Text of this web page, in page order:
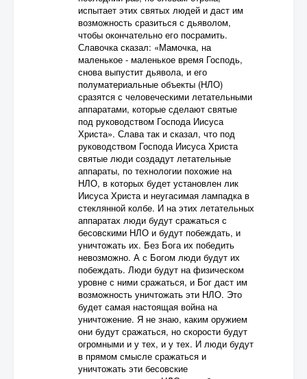
испытает этих святых людей и даст им
возможность сразиться с дьяволом,
чтобы окончательно его посрамить.
Славочка сказал: «Мамочка, на
маленькое - маленькое время Господь,
снова выпустит дьявола, и его
полуматериальные объекты (НЛО)
сразятся с человеческими летательными
аппаратами, которые сделают святые
под руководством Господа Иисуса
Христа». Слава так и сказал, что под
руководством Господа Иисуса Христа
святые люди создадут летательные
аппараты, по технологии похожие на
НЛО, в которых будет установлен лик
Иисуса Христа и неугасимая лампадка в
стеклянной колбе. И на этих летательных
аппаратах люди будут сражаться с
бесовскими НЛО и будут побеждать, и
уничтожать их. Без Бога их победить
невозможно. А с Богом люди будут их
побеждать. Люди будут на физическом
уровне с ними сражаться, и Бог даст им
возможность уничтожать эти НЛО. Это
будет самая настоящая война на
уничтожение. Я не знаю, каким оружием
они будут сражаться, но скорости будут
огромными и у тех, и у тех. И люди будут
в прямом смысле сражаться и
уничтожать эти бесовские